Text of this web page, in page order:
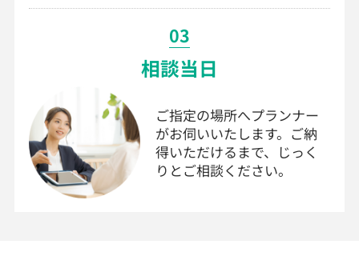
03
相談当日
ご指定の場所へプランナー
がお伺いいたします。ご納
得いただけるまで、じっく
りとご相談ください。